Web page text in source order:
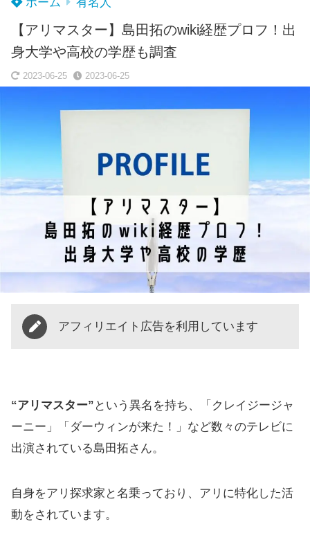
【アリマスター】島田拓のwiki経歴プロフ！出
身大学や高校の学歴も調査
2023-06-25 2023-06-25
アフィリエイト広告を利用しています
“アリマスター” という異名を持ち、「クレイジージャ
ーニー」「ダーウィンが来た！」など数々のテレビに
出演されている島田拓さん。
自身をアリ探求家と名乗っており、アリに特化した活
動をされています。